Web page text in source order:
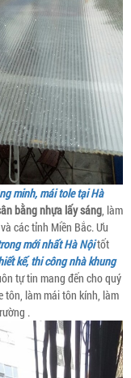
minh, mái tole tại Hà
bằng nhựa lấy sáng, làm
các tỉnh Miền Bắc. Ưu
mới nhất Hà Nộitốt
kế, thi công nhà khung
tự tin mang đến cho quý
tôn, làm mái tôn kính, làm
.